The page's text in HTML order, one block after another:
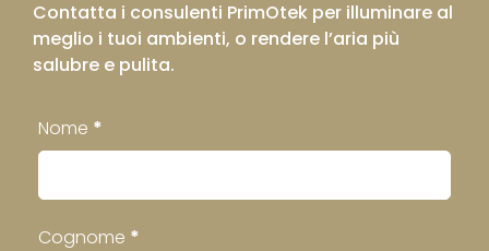
Contatta i consulenti PrimOtek per illuminare al
meglio i tuoi ambienti, o rendere l’aria più
salubre e pulita.
Contatti
Footer
Nome *
Cognome *